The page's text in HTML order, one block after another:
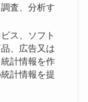
査、分析す
ス、ソフト
、広告又は
計情報を作
計情報を提